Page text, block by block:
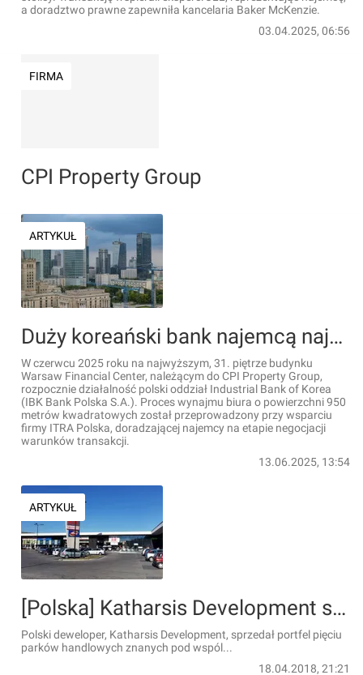
a doradztwo prawne zapewniła kancelaria Baker McKenzie.
03.04.2025, 06:56
FIRMA
CPI Property Group
ARTYKUŁ
Duży koreański bank najemcą najwyższego, 31. piętra Warsaw Financial Center
W czerwcu 2025 roku na najwyższym, 31. piętrze budynku
Warsaw Financial Center, należącym do CPI Property Group,
rozpocznie działalność polski oddział Industrial Bank of Korea
(IBK Bank Polska S.A.). Proces wynajmu biura o powierzchni 950
metrów kwadratowych został przeprowadzony przy wsparciu
firmy ITRA Polska, doradzającej najemcy na etapie negocjacji
warunków transakcji.
13.06.2025, 13:54
ARTYKUŁ
[Polska] Katharsis Development sprzedał pięć parków handlowych
Polski deweloper, Katharsis Development, sprzedał portfel pięciu
parków handlowych znanych pod wspól...
18.04.2018, 21:21